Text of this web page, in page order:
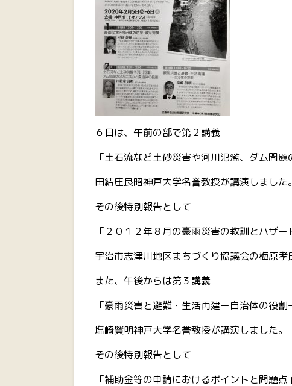
６日は、午前の部で第２講義
「土石流など土砂災害や河川氾濫、ダム問
田結庄良昭神戸大学名誉教授が講演しました。
その後特別報告として
「２０１２年８月の豪雨災害の教訓とハザー
宇治市志津川地区まちづくり協議会の梅原孝
また、午後からは第３講義
「豪雨災害と避難・生活再建ー自治体の役割
塩崎賢明神戸大学名誉教授が講演しました。
その後特別報告として
「補助金等の申請におけるポイントと問題点」